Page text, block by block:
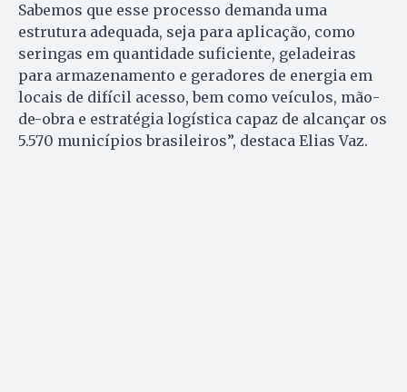
Sabemos que esse processo demanda uma
estrutura adequada, seja para aplicação, como
seringas em quantidade suficiente, geladeiras
para armazenamento e geradores de energia em
locais de difícil acesso, bem como veículos, mão-
de-obra e estratégia logística capaz de alcançar os
5.570 municípios brasileiros”, destaca Elias Vaz.